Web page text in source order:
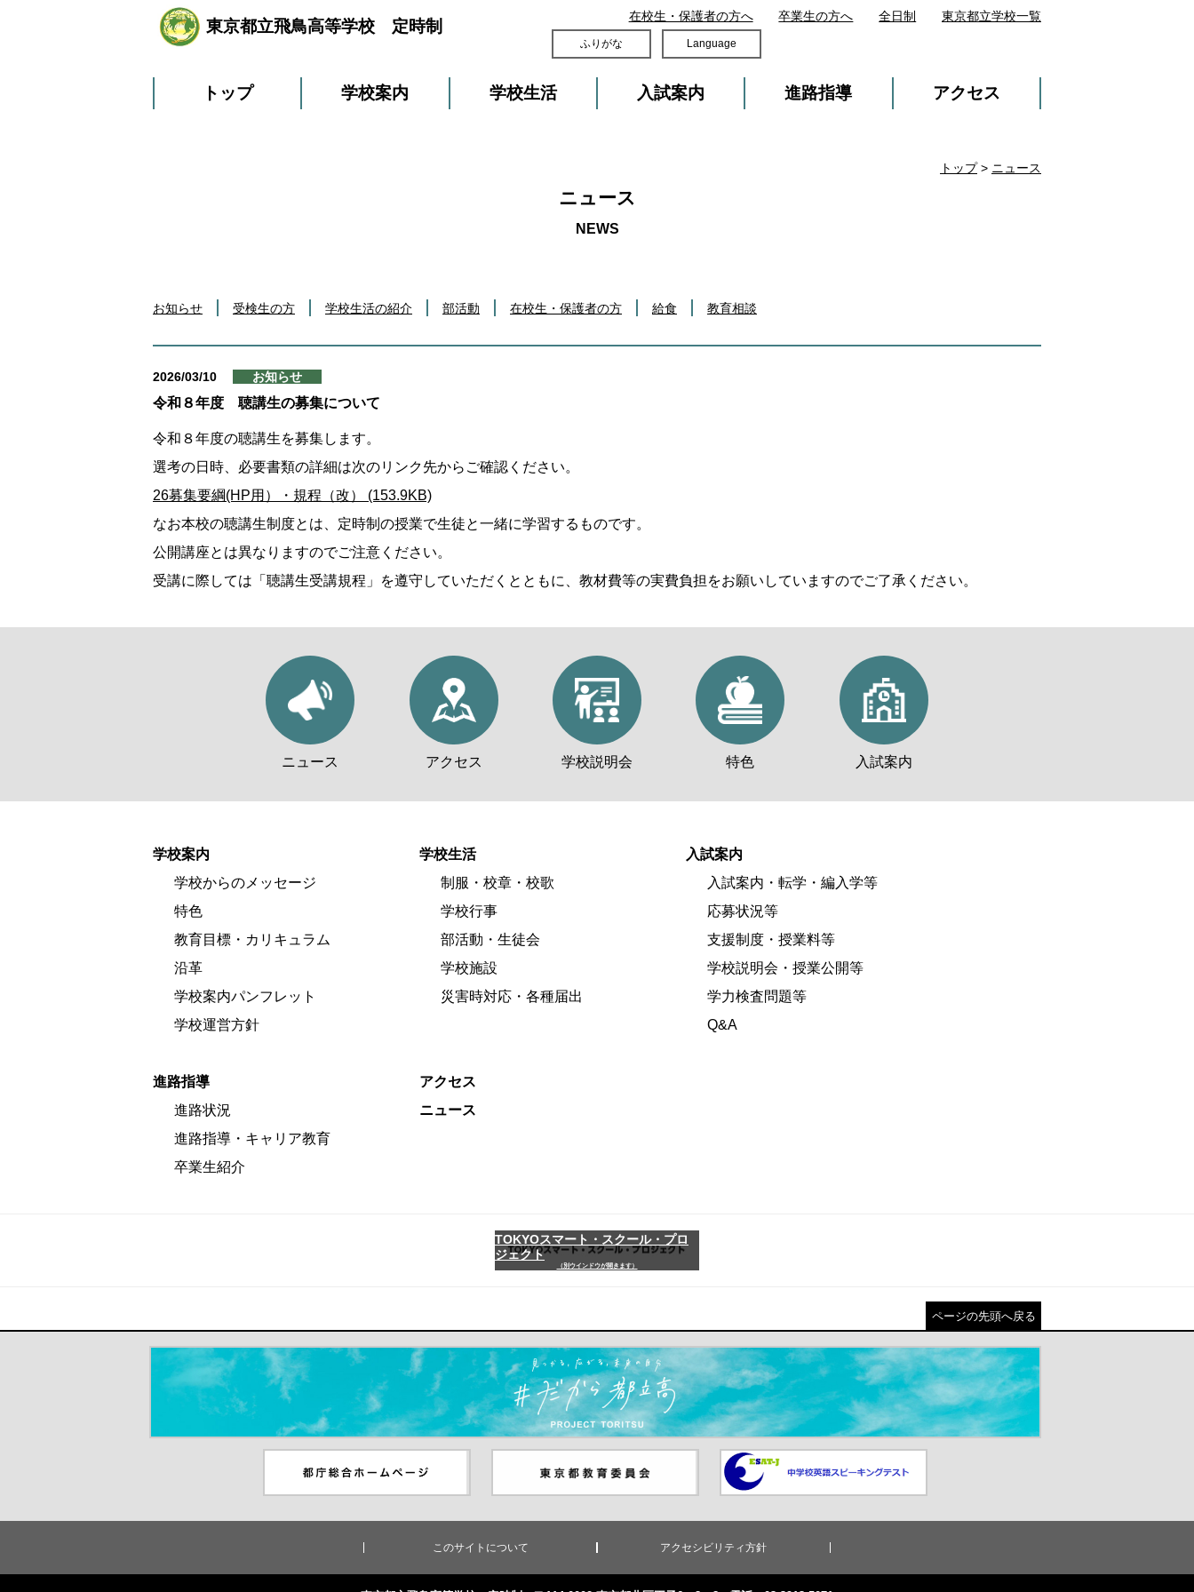
東京都立飛鳥高等学校 定時制
ふりがな Language
トップ 学校案内 学校生活 入試案内 進路指導 アクセス
在校生・保護者の方へ 卒業生の方へ 東京都立学校一覧
全日制
トップ> ニュース
ニュース
お知らせ 受検生の方 学校生活の紹介 部活動 在校生・保護者の方 給食 教育相談
2026/03/10 お知らせ
令和８年度 聴講生の募集について
令和８年度の聴講生を募集します。
選考の日時、必要書類の詳細は次のリンク先からご確認ください。
26募集要綱(HP用）・規程（改） (153.9KB)
なお本校の聴講生制度とは、定時制の授業で生徒と一緒に学習するものです。
公開講座とは異なりますのでご注意ください。
受講に際しては「聴講生受講規程」を遵守していただくとともに、教材費等の実費負担をお願いしていますのでご了承ください。
ニュース アクセス 学校説明会 特色 入試案内
学校案内
学校からのメッセージ
特色
教育目標・カリキュラム
沿革
学校案内パンフレット
学校運営方針
学校生活
制服・校章・校歌
学校行事
部活動・生徒会
学校施設
災害時対応・各種届出
入試案内
入試案内・転学・編入学等
応募状況等
支援制度・授業料等
学校説明会・授業公開等
学力検査問題等
Q&A
進路指導
進路状況
進路指導・キャリア教育
卒業生紹介
アクセス
ニュース
TOKYOスマート・スクール・プロ
ジェクト
（別ウインドウが開きます）
ページの先頭へ戻る
＃だから都立高（別ウインドウが開きます）
ンドウが開きます）
ウが開きます）
中学校英語スピーキングテスト
（別ウインドウが開きます）
このサイトについて アクセシビリティ方針